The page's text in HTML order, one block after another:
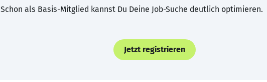
Schon als Basis-Mitglied kannst Du Deine Job-Suche deutlich optimieren.
Jetzt registrieren